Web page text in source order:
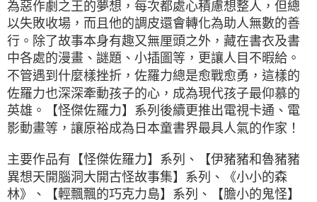
為惡作劇之王的夢想，每次都處心積慮想整人，但總
以失敗收場，而且他的調皮還會轉化為助人無數的善
行。除了故事本身有趣又無厘頭之外，藏在書衣及書
中各處的漫畫、謎題、小插圖等，更讓人目不暇給。
不管遇到什麼樣挫折，佐羅力總是愈戰愈勇，這樣的
佐羅力也深深牽動孩子的心，成為現代孩子最仰慕的
英雄。【怪傑佐羅力】系列後續更推出電視卡通、電
影動畫等，讓原裕成為日本童書界最具人氣的作家！
主要作品有【怪傑佐羅力】系列、【伊豬豬和魯豬豬
異想天開腦洞大開古怪故事集】系列、
《小小的森
林》、【輕飄飄的巧克力島】系列、【膽小的鬼怪】